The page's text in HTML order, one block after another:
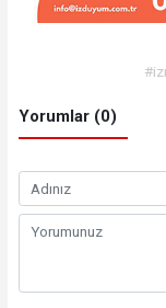
Yorumlar (0)